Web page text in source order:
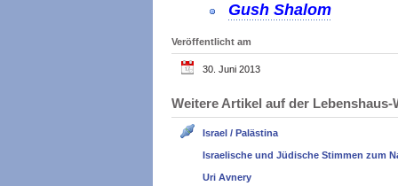
Gush Shalom
Veröffentlicht am
30. Juni 2013
Weitere Artikel auf der
Israel / Palästina
Israelische und Jüdische Stimmen zum
Uri Avnery